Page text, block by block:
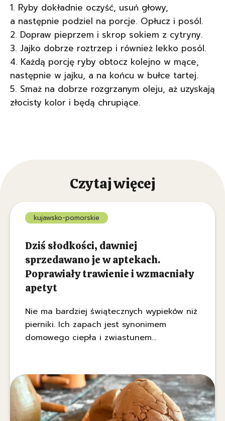
Ryby dokładnie oczyść, usuń głowy,
a następnie podziel na porcje. Opłucz i posól.
Dopraw pieprzem i skrop sokiem z cytryny.
Jajko dobrze roztrzep i również lekko posól.
Każdą porcję ryby obtocz kolejno w mące,
następnie w jajku, a na końcu w bułce tartej.
Smaż na dobrze rozgrzanym oleju, aż uzyskają
złocisty kolor i będą chrupiące.
Czytaj więcej
kujawsko-pomorskie
Dziś słodkości, dawniej
sprzedawano je w aptekach.
Poprawiały trawienie i wzmacniały
apetyt
Nie ma bardziej świątecznych wypieków niż
pierniki. Ich zapach jest synonimem
domowego ciepła i zwiastunem
mieście Polski? Zajrzałam za kulisy.